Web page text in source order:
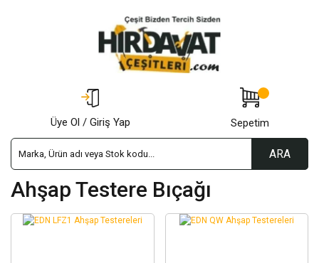
ARA
Üye Ol / Giriş Yap Sepetim
Ahşap Testere Bıçağı